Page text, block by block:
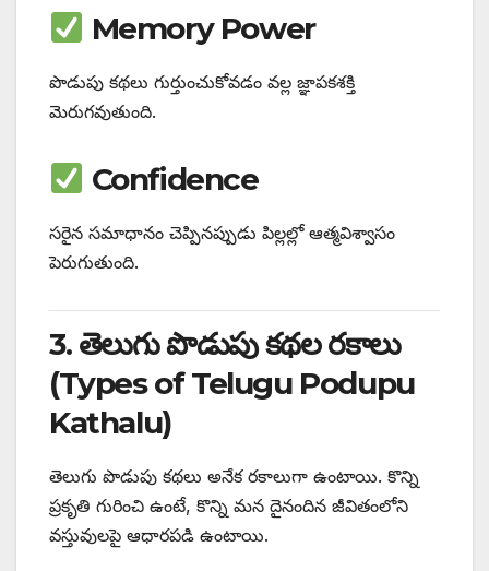
Memory Power
పొడుపు కథలు గుర్తుంచుకోవడం వల్ల జ్ఞాపకశక్తి
మెరుగవుతుంది.
Confidence
సరైన సమాధానం చెప్పినప్పుడు పిల్లల్లో ఆత్మవిశ్వాసం
పెరుగుతుంది.
3. తెలుగు పొడుపు కథల రకాలు
(Types of Telugu Podupu
Kathalu)
తెలుగు పొడుపు కథలు అనేక రకాలుగా ఉంటాయి. కొన్ని
ప్రకృతి గురించి ఉంటే, కొన్ని మన దైనందిన జీవితంలోని
వస్తువులపై ఆధారపడి ఉంటాయి.